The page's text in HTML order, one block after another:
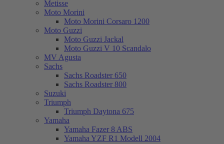
Metisse
Moto Morini
Moto Morini Corsaro 1200
Moto Guzzi
Moto Guzzi Jackal
Moto Guzzi V 10 Scandalo
MV Agusta
Sachs
Sachs Roadster 650
Sachs Roadster 800
Suzuki
Triumph
Triumph Daytona 675
Yamaha
Yamaha Fazer 8 ABS
Yamaha YZF R1 Modell 2004